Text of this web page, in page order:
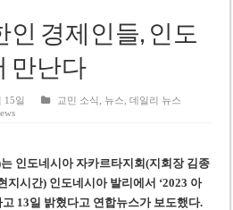
기 적자… 10월 임시 주총 개최
열사 경영에 첫 등장
전량 2억7000만 달러에 매각
배당…주당 3,000동 지급
호언장담 메콜로르 회장 체포
인 경제인들, 인도
만난다
15일 교민 소식 뉴스 ,데일리 뉴스
인도네시아 자카르타지회(지회장 김종
지시간) 인도네시아 발리에서 ‘2023 아
13일 밝혔다고 연합뉴스가 보도했다.